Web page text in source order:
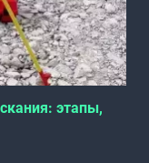
этапы,